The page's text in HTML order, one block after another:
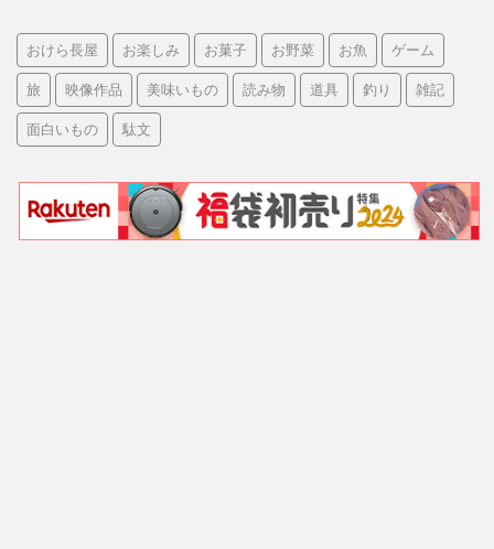
おけら長屋 お楽しみ お菓子 お野菜 お魚 ゲーム
旅 映像作品 美味いもの 読み物 道具 釣り 雑記
面白いもの 駄文